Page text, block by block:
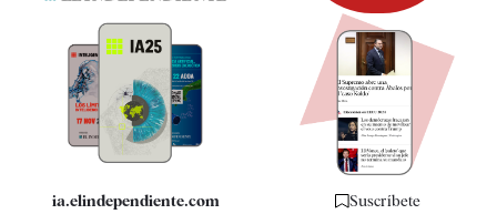
Quiénes somos
Especificaciones
ia.elindependiente.com Suscríbete